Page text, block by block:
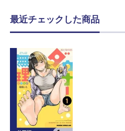
最近チェックした商品